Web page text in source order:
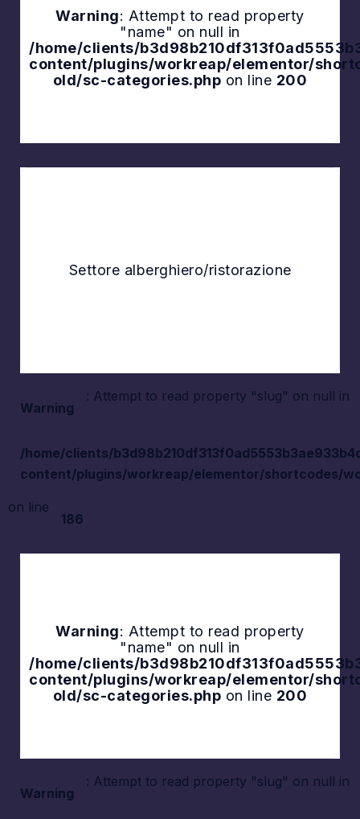
Warning: Attempt to read property
"name" on null in
/home/clients/
content/plugins/workreap/elementor/
old/sc-categories.php on line 200
Explore
Settore alberghiero/ristorazione
Explore
Warning
: Attempt to read property "slug" on null in
/home/clients/
content/plugins/workreap/elementor/shortcodes/
on line
186
Warning: Attempt to read property
"name" on null in
/home/clients/
content/plugins/workreap/elementor/
old/sc-categories.php on line 200
Explore
Warning
: Attempt to read property "slug" on null in